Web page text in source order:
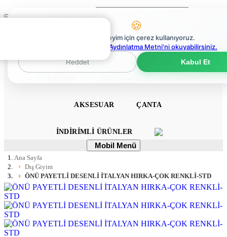
Mobil
0
0
TULUM TAKIM
AKSESUAR ÇANTA
İNDIRIMLI ÜRÜNLER
Mobil
Menü
Mobil Menü
Ana Sayfa
Dış Giyim
ÖNÜ PAYETLİ DESENLİ İTALYAN HIRKA-ÇOK RENKLİ-STD
🍪
En iyi deneyim için çerez kullanıyoruz.
Çerez Politikaları Aydınlatma Metni'ni okuyabilirsiniz.
Reddet
Kabul Et